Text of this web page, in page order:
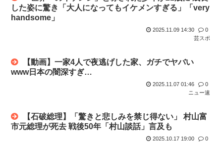
した姿に驚き「大人になってもイケメンすぎる」「very
handsome」
2025.11.09 14:30
0
芸スポ
【動画】一家4人で夜逃げした家、ガチでヤバい
www日本の闇深すぎ…
2025.11.07 01:46
0
ニュー速
【石破総理】「驚きと悲しみを禁じ得ない」 村山富
市元総理が死去 戦後50年「村山談話」言及も
2025.10.17 19:00
0